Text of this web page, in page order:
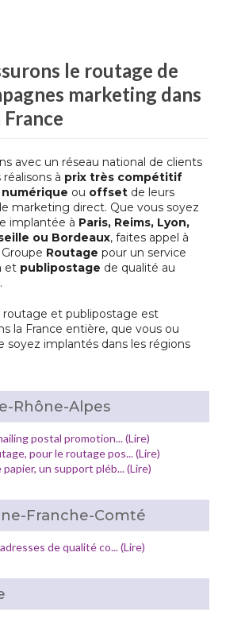
le routage de
marketing dans
avec un réseau national de clients
à prix très compétitif
numérique ou offsetde leurs
marketing direct. Que vous soyez
implantée à Paris, Reims, Lyon,
ou Bordeaux, faites appel à
Groupe Routage pour un service
et publipostage de qualité au
.
routage et publipostage est
la France entière, que vous ou
soyez implantés dans les régions
Rhône-Alpes
postal promotion... (Lire)
pour le routage pos... (Lire)
papier, un support pléb... (Lire)
Franche-Comté
de qualité co... (Lire)